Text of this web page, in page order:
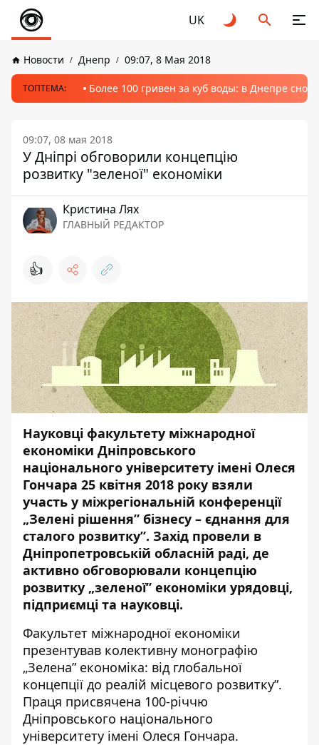
UK
Новости Днепр 09:07, 8 Мая 2018
ТОПТЕМА: Более 100 гривен за куб воды: в Днепре
09:07, 08 мая 2018
У Дніпрі обговорили концепцію
розвитку "зеленої" економіки
Кристина Лях
ГЛАВНЫЙ РЕДАКТОР
👍
Науковці факультету міжнародної
економіки Дніпровського
національного університету імені Олеся
Гончара 25 квітня 2018 року взяли
участь у міжрегіональній конференції
„Зелені рішення” бізнесу – єднання для
сталого розвитку”. Захід провели в
Дніпропетровській обласній раді, де
активно обговорювали концепцію
розвитку „зеленої” економіки урядовці,
підприємці та науковці.
Факультет міжнародної економіки
презентував колективну монографію
„Зелена” економіка: від глобальної
концепції до реалій місцевого розвитку”.
Праця присвячена 100-річчю
Дніпровського національного
університету імені Олеся Гончара.